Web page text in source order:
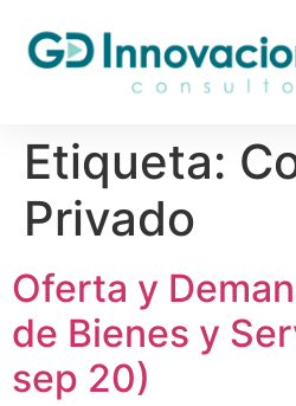
Etiqueta:
Privado
Oferta y
de Bienes y
sep 20)